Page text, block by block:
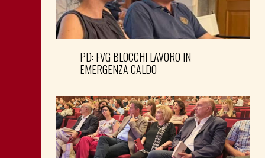
PD: FVG BLOCCHI LAVORO IN
EMERGENZA CALDO